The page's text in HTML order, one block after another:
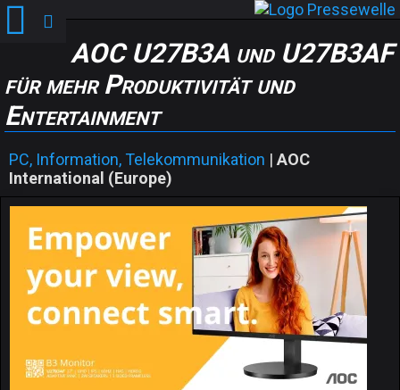
AOC U27B3A und U27B3AF
für mehr Produktivität und
Entertainment
PC, Information, Telekommunikation | AOC
International (Europe)